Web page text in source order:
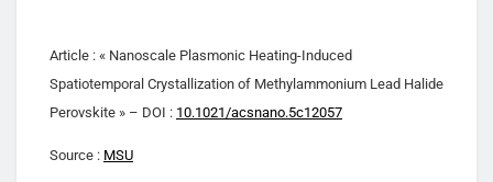
Article : « Nanoscale Plasmonic Heating-Induced
Spatiotemporal Crystallization of Methylammonium Lead Halide
Perovskite » – DOI : 10.1021/acsnano.5c12057
Source : MSU